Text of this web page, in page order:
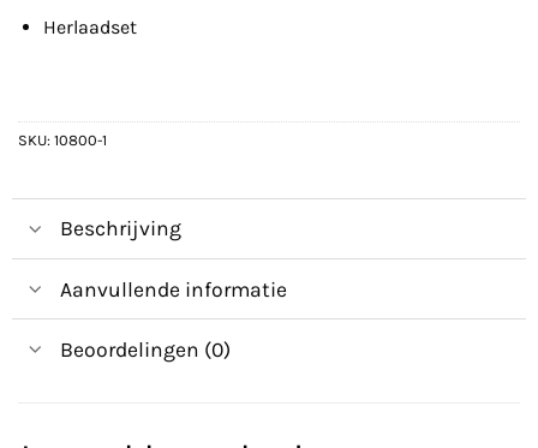
Herlaadset
SKU: 10800-1
Beschrijving
Aanvullende informatie
Beoordelingen (0)